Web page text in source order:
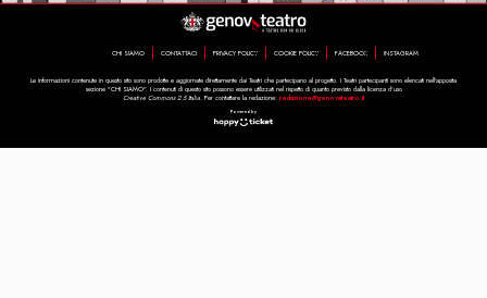
CHI SIAMO CONTATTACI PRIVACY POLICY COOKIE POLICY FACEBOOK INSTAGRAM
Le informazioni contenute in questo sito sono prodotte e aggiornate direttamente dai Teatri che partecipano al progetto. I Teatri partecipanti sono elencati nell'apposita
sezione "CHI SIAMO". I contenuti di questo sito possono essere utilizzati nel rispetto di quanto previsto dalla licenza d'uso
Creative Commons 2.5 Italia. Per contattare la redazione: redazione@genovateatro.it
Powered by